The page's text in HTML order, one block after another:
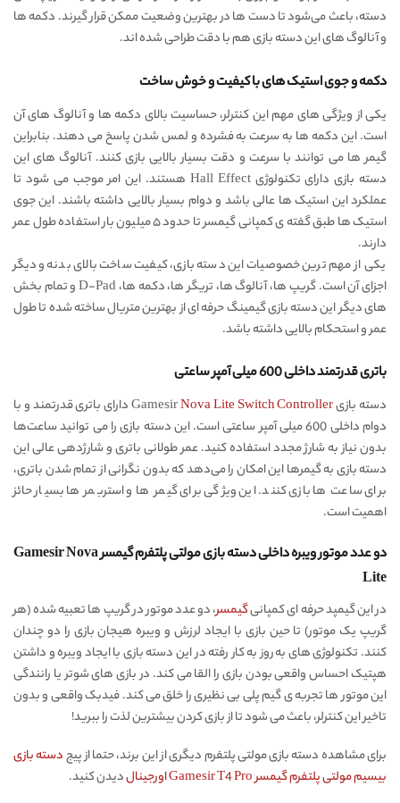
دسته، باعث می‌شود تا دست ها در بهترین وضعیت ممکن قرار گیرند. دکمه ها
و آنالوگ‌ های این دسته بازی هم با دقت طراحی شده اند.
دکمه و جوی استیک های با کیفیت و خوش ساخت
یکی از ویژگی‌ های مهم این کنترلر، حساسیت بالای دکمه‌ ها و آنالوگ های آن
است. این دکمه‌ ها به سرعت به فشرده و لمس شدن پاسخ می‌ دهند. بنابراین
گیمر ها می‌ توانند با سرعت و دقت بسیار بالایی بازی کنند. آنالوگ های این
دسته بازی دارای تکنولوژی Hall Effect هستند. این امر موجب می شود تا
عملکرد این استیک ها عالی باشد و دوام بسیار بالایی داشته باشند. این جوی
استیک ها طبق گفته ی کمپانی گیمسر تا حدود ۵ میلیون بار استفاده طول عمر
دارند.
یکی از مهم ترین خصوصیات این دسته بازی، کیفیت ساخت بالای بدنه و دیگر
اجزای آن است. گریپ ها، آنالوگ ها، تریگر ها، دکمه ها، D-Pad و تمام بخش
های دیگر این دسته بازی گیمینگ حرفه ای از بهترین متریال ساخته شده تا طول
عمر و استحکام بالایی داشته باشد.
باتری قدرتمند داخلی 600 میلی آمپر ساعتی
دسته بازی GamesirNova Lite Switch Controller
دارای باتری قدرتمند و با
دوام داخلی 600 میلی آمپر ساعتی است. این دسته بازی را می توانید ساعت‌ها
بدون نیاز به شارژ مجدد استفاده کنید. عمر طولانی باتری و شارژدهی عالی این
دسته بازی به گیمرها این امکان را می‌دهد که بدون نگرانی از تمام شدن باتری،
برای ساعت ها بازی کنند. این ویژگی برای گیمر ها و استربمر ها بسیار حائز
اهمیت است.
دو عدد موتور ویبره داخلی دسته بازی مولتی پلتفرم گیمسر Gamesir Nova
Lite
در این گیمپد حرفه ای کمپانیگیمسر، دو عدد موتور در گریپ ها تعبیه شده (هر
گریپ یک موتور) تا حین بازی با ایجاد لرزش و ویبره هیجان بازی را دو چندان
کنند. تکنولوژی های به روز به کار رفته در این دسته بازی با ایجاد ویبره و داشتن
هپتیک احساس واقعی بودن بازی را القا می کند. در بازی های شوتر یا رانندگی
این موتور ها تجربه ی گیم پلی بی نظیری را خلق می کند. فیدبک واقعی و بدون
تاخیر این کنترلر، باعث می شود تا از بازی کردن بیشترین لذت را ببرید!
برای مشاهده دسته بازی مولتی پلتفرم دیگری از این برند،‌ حتما از پیجدسته بازی
بیسیم مولتی پلتفرم گیمسر Gamesir T4 Pro اورجینال
دیدن کنید.